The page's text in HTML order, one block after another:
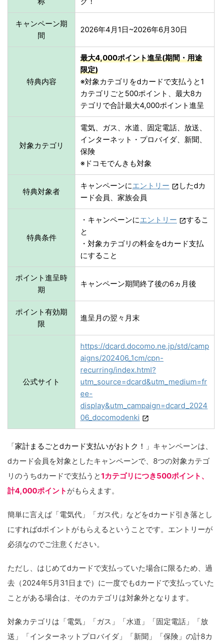
キャンペーン期
間
2026年4月1日~2026年6月30日
特典内容
最大4,000ポイント進呈(期間・用途
限定)
※対象カテゴリをdカードで支払うと1
カテゴリごと500ポイント、最大8カ
テゴリで合計最大4,000ポイント進呈
対象カテゴリ
電気、ガス、水道、固定電話、放送、
インターネット・プロバイダ、新聞、
保険
※ドコモでんきも対象
特典対象者
キャンペーンにエントリー
したdカ
ード会員、家族会員
特典条件
・キャンペーンにエントリー
するこ
と
・対象カテゴリの料金をdカード支払
にすること
ポイント進呈時
期
キャンペーン期間終了後の6ヵ月後
ポイント有効期
限
進呈月の翌々月末
公式サイト
https://dcard.docomo.ne.jp/std/camp
aigns/202406_1cm/cpn-
recurring/index.html?
utm_source=dcard&utm_medium=fr
ee-
display&utm_campaign=dcard_2024
06_docomodenki
「家計まるごとdカード支払いがおトク！ 」キャンペーンは、
dカード会員を対象としたキャンペーンで、8つの対象カテゴ
リのうちdカードで支払うと1カテゴリにつき500ポイント、
計4,000ポイント がもらえます。
簡単に言えば「電気代」「ガス代」などをdカード引き落とし
にすればdポイントがもらえるということです。エントリーが
必須なのでご注意ください。
ただし、はじめてdカードで支払っていた場合に限るため、過
去（2024年5月31日まで）に一度でもdカードで支払っていた
ことがある場合は、そのカテゴリは対象外となります。
対象カテゴリは「電気」「ガス」「水道」「固定電話」「放
送」「インターネットプロバイダ」「新聞」「保険」の計8カ